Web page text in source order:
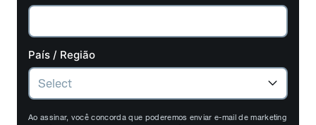
País / Região
Ao assinar, você concorda que poderemos enviar e-mail de marketing